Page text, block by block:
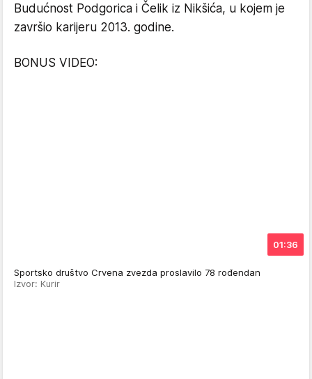
Budućnost Podgorica i Čelik iz Nikšića, u kojem je
završio karijeru 2013. godine.
BONUS VIDEO:
01:36
Sportsko društvo Crvena zvezda proslavilo 78 rođendan
Izvor: Kurir